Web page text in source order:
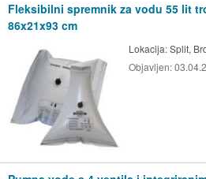
Fleksibilni spremnik za vodu 55 lit
86x21x93 cm
Lokacija:Split,
Objavljen: